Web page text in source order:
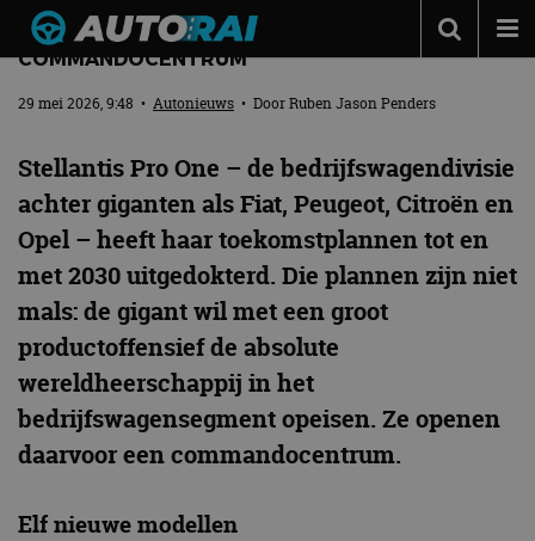
Autotests
Automerken
Adverteren
Contact
MotorRAI.nl
DEZE AUTOFABRIKANT START EEN
COMMANDOCENTRUM
29 mei 2026, 9:48 • Autonieuws • DoorRuben Jason Penders
Stellantis Pro One – de bedrijfswagendivisie
achter giganten als Fiat, Peugeot, Citroën en
Opel – heeft haar toekomstplannen tot en
met 2030 uitgedokterd. Die plannen zijn niet
mals: de gigant wil met een groot
productoffensief de absolute
wereldheerschappij in het
bedrijfswagensegment opeisen. Ze openen
daarvoor een commandocentrum.
Elf nieuwe modellen